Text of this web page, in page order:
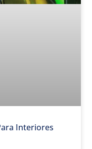
Interiores